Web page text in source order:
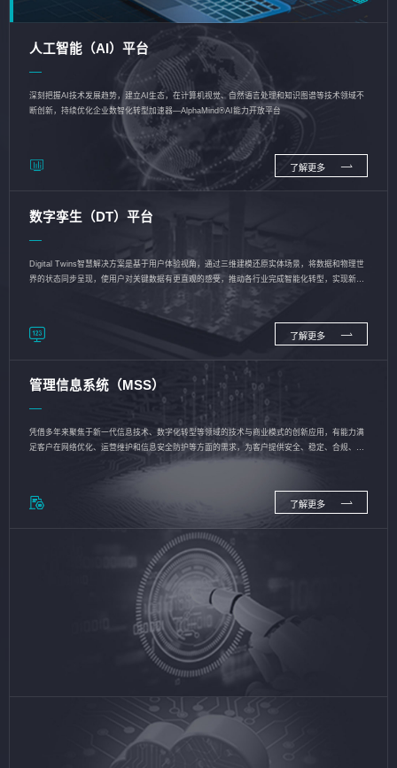
人工智能（AI）平台
深刻把握AI技术发展趋势，建立AI生态，在计算机视觉、自然语言处理和知识图谱等技术领域不
断创新，持续优化企业数智化转型加速器—AlphaMind®AI能力开放平台
了解更多
数字孪生（DT）平台
Digital Twins智慧解决方案是基于用户体验视角，通过三维建模还原实体场景，将数据和物理世
界的状态同步呈现，使用户对关键数据有更直观的感受，推动各行业完成智能化转型，实现新旧
了解更多
管理信息系统（MSS）
凭借多年来聚焦于新一代信息技术、数字化转型等领域的技术与商业模式的创新应用，有能力满
足客户在网络优化、运营维护和信息安全防护等方面的需求，为客户提供安全、稳定、合规、持
了解更多